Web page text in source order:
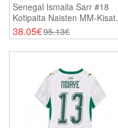
Senegal Ismaila Sarr #18
Kotipaita Naisten MM-Kisat
2026 Lyhythihainen
38.05€95.13€